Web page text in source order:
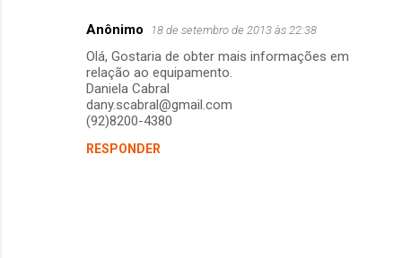
Anônimo 18 de setembro de 2013 às 22:38
Olá, Gostaria de obter mais informações em
relação ao equipamento.
Daniela Cabral
dany.scabral@gmail.com
(92)8200-4380
RESPONDER